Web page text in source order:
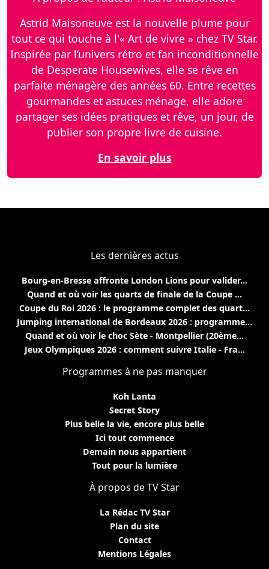
Astrid Maisoneuve est la nouvelle plume pour
tout ce qui touche à l'« Art de vivre » chez TV Star.
Inspirée par l’univers rétro et fan inconditionnelle
de Desperate Housewives, elle se rêve en
parfaite ménagère des années 60. Entre recettes
gourmandes et astuces ménage, elle adore
partager ses idées pratiques et rêve, un jour, de
publier son propre livre de cuisine.
En savoir plus
Les dernières actus
Bourg-en-Bresse affronte London Lions pour valider...
Quand et où voir les quarts de finale de la Coupe ...
Coupe du Roi 2026 : le programme complet des quart...
Jumping international de Bordeaux 2026 : programme...
Quand et où voir le choc Sète - Montpellier (20ème...
Jeux Olympiques 2026 : comment suivre Italie - Fra...
Programmes à ne pas manquer
Koh Lanta
Secret Story
Plus belle la vie, encore plus belle
Ici tout commence
Demain nous appartient
Tout pour la lumière
À propos de TV Star
La Rédac TV Star
Plan du site
Contact
Mentions Légales